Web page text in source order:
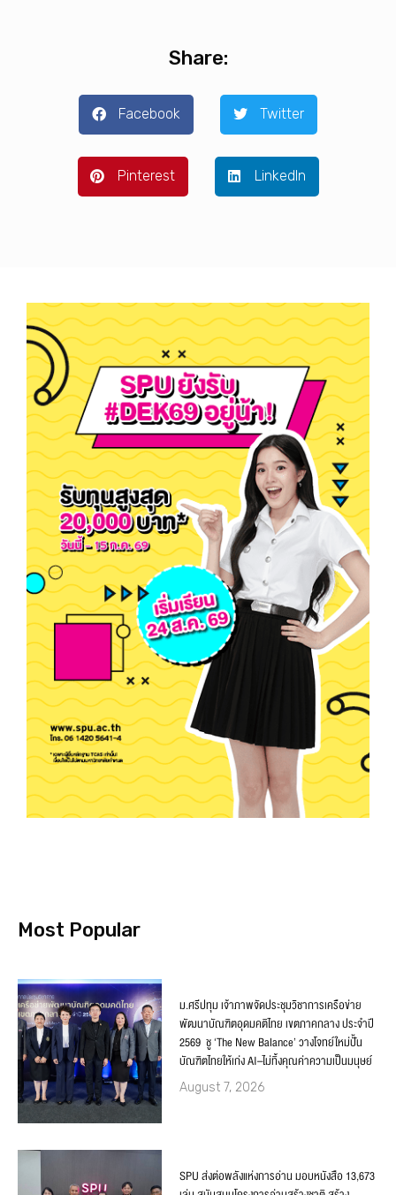
Share:
Facebook Twitter
Pinterest LinkedIn
Most Popular
ม.ศรีปทุม เจ้าภาพจัดประชุมวิชาการเครือข่าย
พัฒนาบัณฑิตอุดมคติไทย เขตภาคกลาง ประจำปี
2569 ชู ‘The New Balance’ วางโจทย์ใหม่ปั้น
บัณฑิตไทยให้เก่ง AI–ไม่ทิ้งคุณค่าความเป็นมนุษย์
August 7, 2026
SPU ส่งต่อพลังแห่งการอ่าน มอบหนังสือ 13,673